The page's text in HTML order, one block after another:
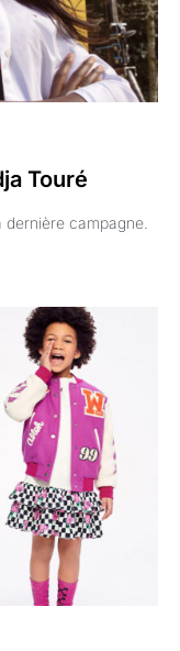
Touré
campagne.